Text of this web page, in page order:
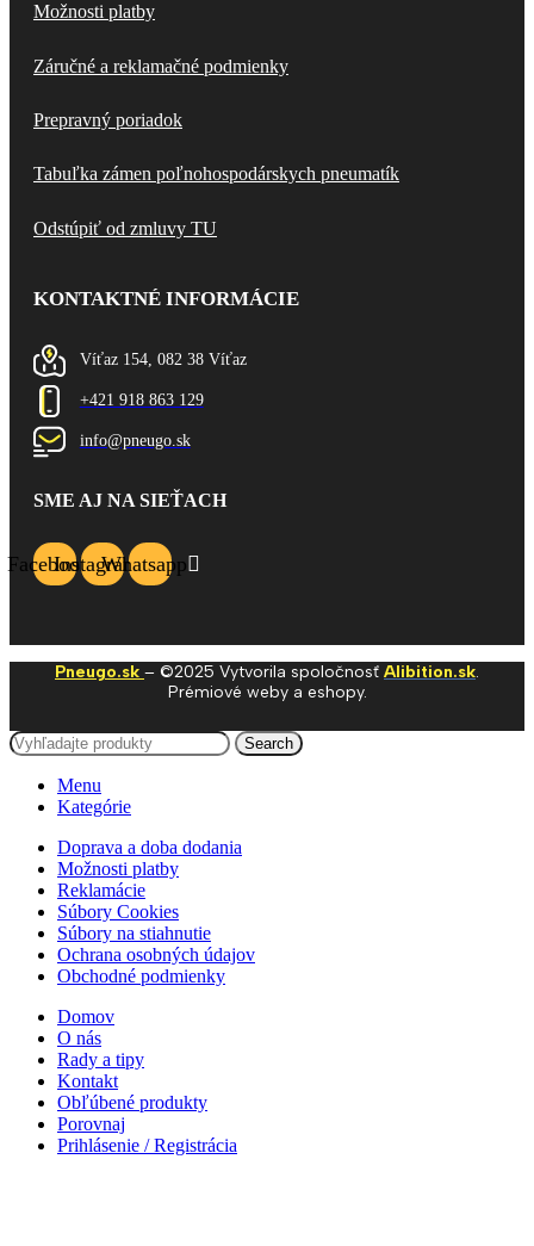
Možnosti platby
Záručné a reklamačné podmienky
Prepravný poriadok
Tabuľka zámen poľnohospodárskych pneumatík
Odstúpiť od zmluvy TU
KONTAKTNÉ INFORMÁCIE
Víťaz 154, 082 38 Víťaz
+421 918 863 129
info@pneugo.sk
SME AJ NA SIEŤACH
FacebookInstagramWhatsapp
Pneugo.sk – ©2025 Vytvorila spoločnosť Alibition.sk.
Prémiové weby a eshopy.
Search
Menu
Kategórie
Doprava a doba dodania
Možnosti platby
Reklamácie
Súbory Cookies
Súbory na stiahnutie
Ochrana osobných údajov
Obchodné podmienky
Domov
O nás
Rady a tipy
Kontakt
Obľúbené produkty
Porovnaj
Prihlásenie / Registrácia